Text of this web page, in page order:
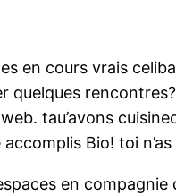
en cours vrais
quelques
web. tau’avons
Bio! toi
en